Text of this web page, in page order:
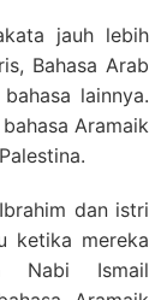
jauh lebih
Bahasa Arab
lainnya.
Aramaik
dan istri
ketika mereka
Nabi Ismail